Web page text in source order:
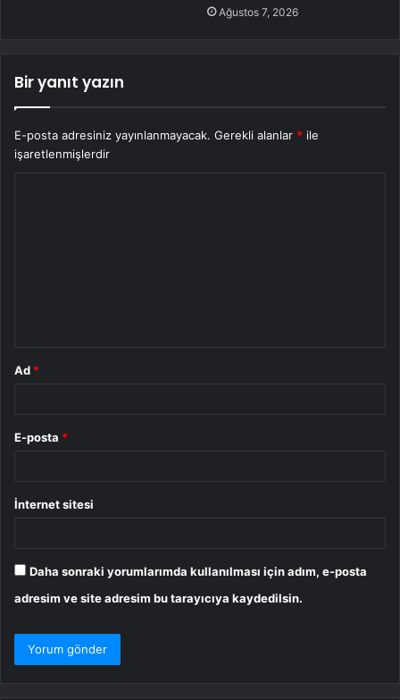
Ağustos 7, 2026
Bir yanıt yazın
E-posta adresiniz yayınlanmayacak. Gerekli alanlar * ile
işaretlenmişlerdir
Ad *
E-posta *
İnternet sitesi
Daha sonraki yorumlarımda kullanılması için adım, e-posta
adresim ve site adresim bu tarayıcıya kaydedilsin.